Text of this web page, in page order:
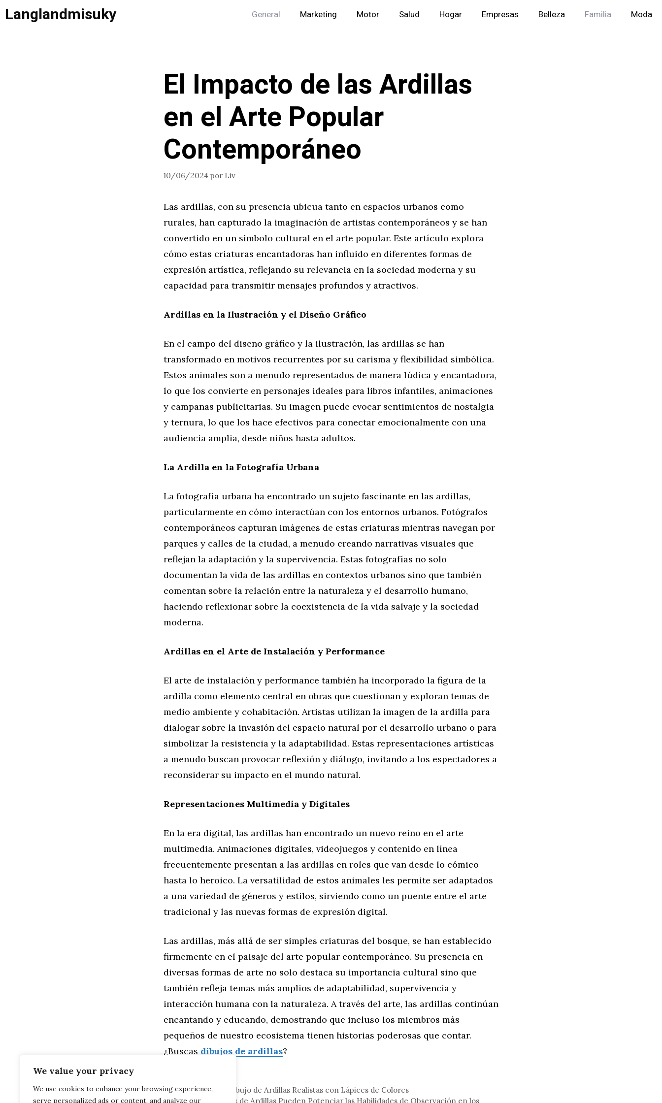
We value your privacy
We use cookies to enhance your browsing experience,
serve personalized ads or content, and analyze our
Saltar
alLanglandmisuky General Marketing Motor Salud Hogar Empresas Belleza Familia Moda
El Impacto de las Ardillas
en el Arte Popular
Contemporáneo
10/06/2024 por Liv
Las ardillas, con su presencia ubicua tanto en espacios urbanos como
rurales, han capturado la imaginación de artistas contemporáneos y se han
convertido en un símbolo cultural en el arte popular. Este artículo explora
cómo estas criaturas encantadoras han influido en diferentes formas de
expresión artística, reflejando su relevancia en la sociedad moderna y su
capacidad para transmitir mensajes profundos y atractivos.
Ardillas en la Ilustración y el Diseño Gráfico
En el campo del diseño gráfico y la ilustración, las ardillas se han
transformado en motivos recurrentes por su carisma y flexibilidad simbólica.
Estos animales son a menudo representados de manera lúdica y encantadora,
lo que los convierte en personajes ideales para libros infantiles, animaciones
y campañas publicitarias. Su imagen puede evocar sentimientos de nostalgia
y ternura, lo que los hace efectivos para conectar emocionalmente con una
audiencia amplia, desde niños hasta adultos.
La Ardilla en la Fotografía Urbana
La fotografía urbana ha encontrado un sujeto fascinante en las ardillas,
particularmente en cómo interactúan con los entornos urbanos. Fotógrafos
contemporáneos capturan imágenes de estas criaturas mientras navegan por
parques y calles de la ciudad, a menudo creando narrativas visuales que
reflejan la adaptación y la supervivencia. Estas fotografías no solo
documentan la vida de las ardillas en contextos urbanos sino que también
comentan sobre la relación entre la naturaleza y el desarrollo humano,
haciendo reflexionar sobre la coexistencia de la vida salvaje y la sociedad
moderna.
Ardillas en el Arte de Instalación y Performance
El arte de instalación y performance también ha incorporado la figura de la
ardilla como elemento central en obras que cuestionan y exploran temas de
medio ambiente y cohabitación. Artistas utilizan la imagen de la ardilla para
dialogar sobre la invasión del espacio natural por el desarrollo urbano o para
simbolizar la resistencia y la adaptabilidad. Estas representaciones artísticas
a menudo buscan provocar reflexión y diálogo, invitando a los espectadores a
reconsiderar su impacto en el mundo natural.
Representaciones Multimedia y Digitales
En la era digital, las ardillas han encontrado un nuevo reino en el arte
multimedia. Animaciones digitales, videojuegos y contenido en línea
frecuentemente presentan a las ardillas en roles que van desde lo cómico
hasta lo heroico. La versatilidad de estos animales les permite ser adaptados
a una variedad de géneros y estilos, sirviendo como un puente entre el arte
tradicional y las nuevas formas de expresión digital.
Las ardillas, más allá de ser simples criaturas del bosque, se han establecido
firmemente en el paisaje del arte popular contemporáneo. Su presencia en
diversas formas de arte no solo destaca su importancia cultural sino que
también refleja temas más amplios de adaptabilidad, supervivencia y
interacción humana con la naturaleza. A través del arte, las ardillas continúan
encantando y educando, demostrando que incluso los miembros más
pequeños de nuestro ecosistema tienen historias poderosas que contar.
¿Buscas dibujos de ardillas?
Dominando el Dibujo de Ardillas Realistas con Lápices de Colores
Cómo los Dibujos de Ardillas Pueden Potenciar las Habilidades de Observación en los